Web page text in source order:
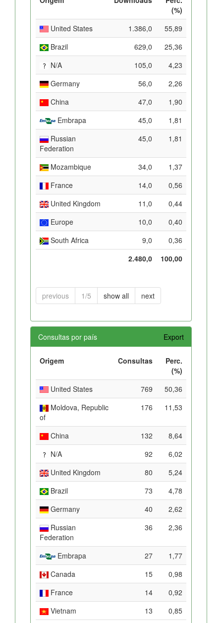
(%)
United States
1.386,0
55,89
Brazil
629,0
25,36
N/A
105,0
4,23
Germany
56,0
2,26
China
47,0
1,90
Embrapa
45,0
1,81
Russian
Federation
45,0 1,81
Mozambique 34,0
1,37
France
14,0
0,56
United Kingdom
11,0
0,44
Europe
10,0
0,40
South Africa
9,0
0,36
2.480,0
100,00
previous 1/5 show all next
Consultas por país Export
Origem Consultas
Perc.
(%)
United States
769
50,36
Moldova, Republic
of
176 11,53
China 132
8,64
N/A
92
6,02
United Kingdom
80
5,24
Brazil
73
4,78
Germany
40
2,62
Russian
Federation
36 2,36
Embrapa 27
1,77
Canada
15
0,98
France
14
0,92
Vietnam
13
0,85